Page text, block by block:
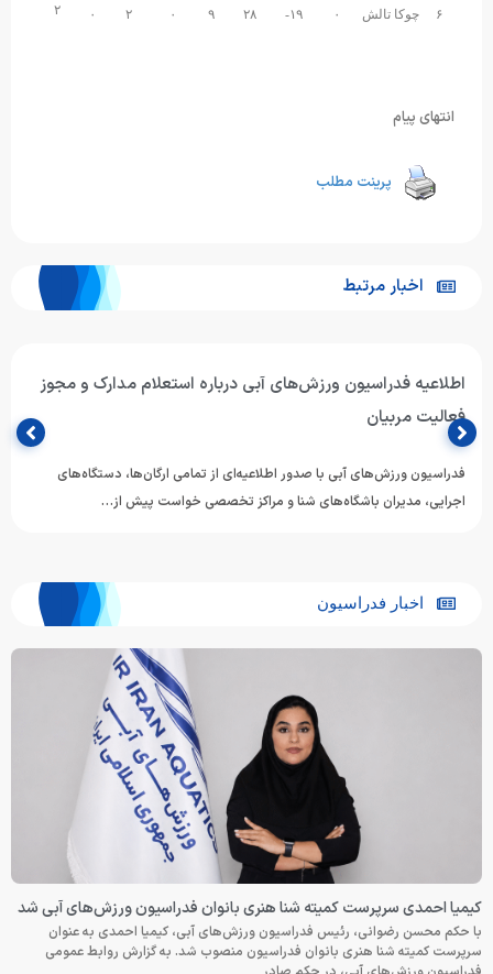
۶ چوکا تالش ۱۹- ۲۸ ۹ ۲ ۲
انتهای پیام
پرینت مطلب
اخبار مرتبط
اطلاعیه فدراسیون ورزش‌های آبی درباره استعلام مدارک و مجوز
فعالیت مربیان
فدراسیون ورزش‌های آبی با صدور اطلاعیه‌ای از تمامی ارگان‌ها، دستگاه‌های
اجرایی، مدیران باشگاه‌های شنا و مراکز تخصصی خواست پیش از…
اخبار فدراسیون
کیمیا احمدی سرپرست کمیته شنا هنری بانوان فدراسیون ورزش‌های آبی شد
با حکم محسن رضوانی، رئیس فدراسیون ورزش‌های آبی، کیمیا احمدی به عنوان
سرپرست کمیته شنا هنری بانوان فدراسیون منصوب شد. به گزارش روابط عمومی